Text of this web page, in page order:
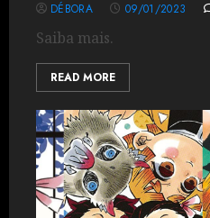
DÉBORA 09/01/2023
Saiba mais.
READ MORE